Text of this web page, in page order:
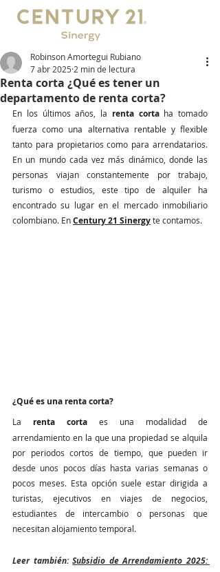
Renta corta ¿Qué es tener un
departamento de renta corta?
Robinson Amortegui Rubiano
7 abr 2025 2 min de lectura
En los últimos años, la renta corta ha tomado
fuerza como una alternativa rentable y flexible
tanto para propietarios como para arrendatarios.
En un mundo cada vez más dinámico, donde las
personas viajan constantemente por trabajo,
turismo o estudios, este tipo de alquiler ha
encontrado su lugar en el mercado inmobiliario
colombiano. En Century 21 Sinergy te contamos.
¿Qué es una renta corta?
La renta corta es una modalidad de
arrendamiento en la que una propiedad se alquila
por periodos cortos de tiempo, que pueden ir
desde unos pocos días hasta varias semanas o
pocos meses. Esta opción suele estar dirigida a
turistas, ejecutivos en viajes de negocios,
estudiantes de intercambio o personas que
necesitan alojamiento temporal.
Leer también: Subsidio de Arrendamiento 2025: